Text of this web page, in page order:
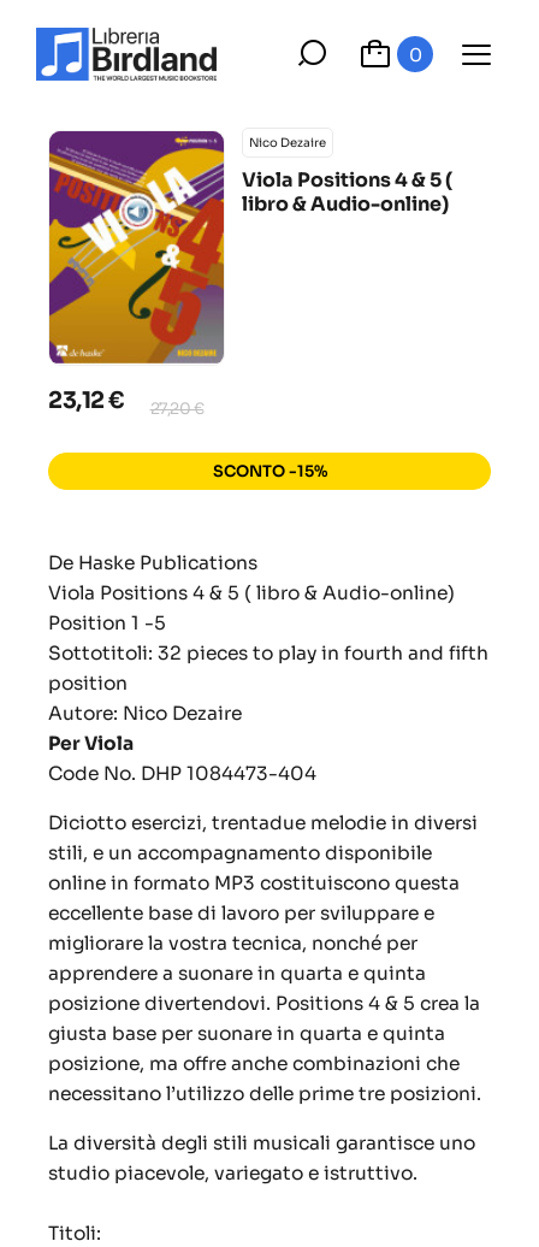
0
Nico Dezaire
Viola Positions 4 & 5 (
libro & Audio-online)
23,12 € 27,20 €
SCONTO -15%
De Haske Publications
Viola Positions 4 & 5 ( libro & Audio-online)
Position 1 -5
Sottotitoli: 32 pieces to play in fourth and fifth
position
Autore: Nico Dezaire
Per Viola
Code No. DHP 1084473-404
Diciotto esercizi, trentadue melodie in diversi
stili, e un accompagnamento disponibile
online in formato MP3 costituiscono questa
eccellente base di lavoro per sviluppare e
migliorare la vostra tecnica, nonché per
apprendere a suonare in quarta e quinta
posizione divertendovi. Positions 4 & 5 crea la
giusta base per suonare in quarta e quinta
posizione, ma offre anche combinazioni che
necessitano l’utilizzo delle prime tre posizioni.
La diversità degli stili musicali garantisce uno
studio piacevole, variegato e istruttivo.
Titoli: